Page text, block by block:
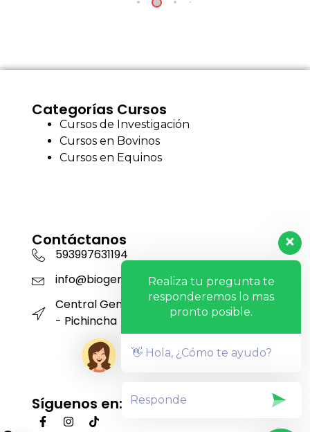
Categorías Cursos
Cursos de Investigación
Cursos en Bovinos
Cursos en Equinos
Contáctanos
593997631194
info@biogensa.com.ec
Central Genética San Carlos - Machachi
- Pichincha
Síguenos en:
Realiza tu pregunta te
responderemos lo mas
pronto posible.
👋 Hola, ¿Cómo te ayudo?